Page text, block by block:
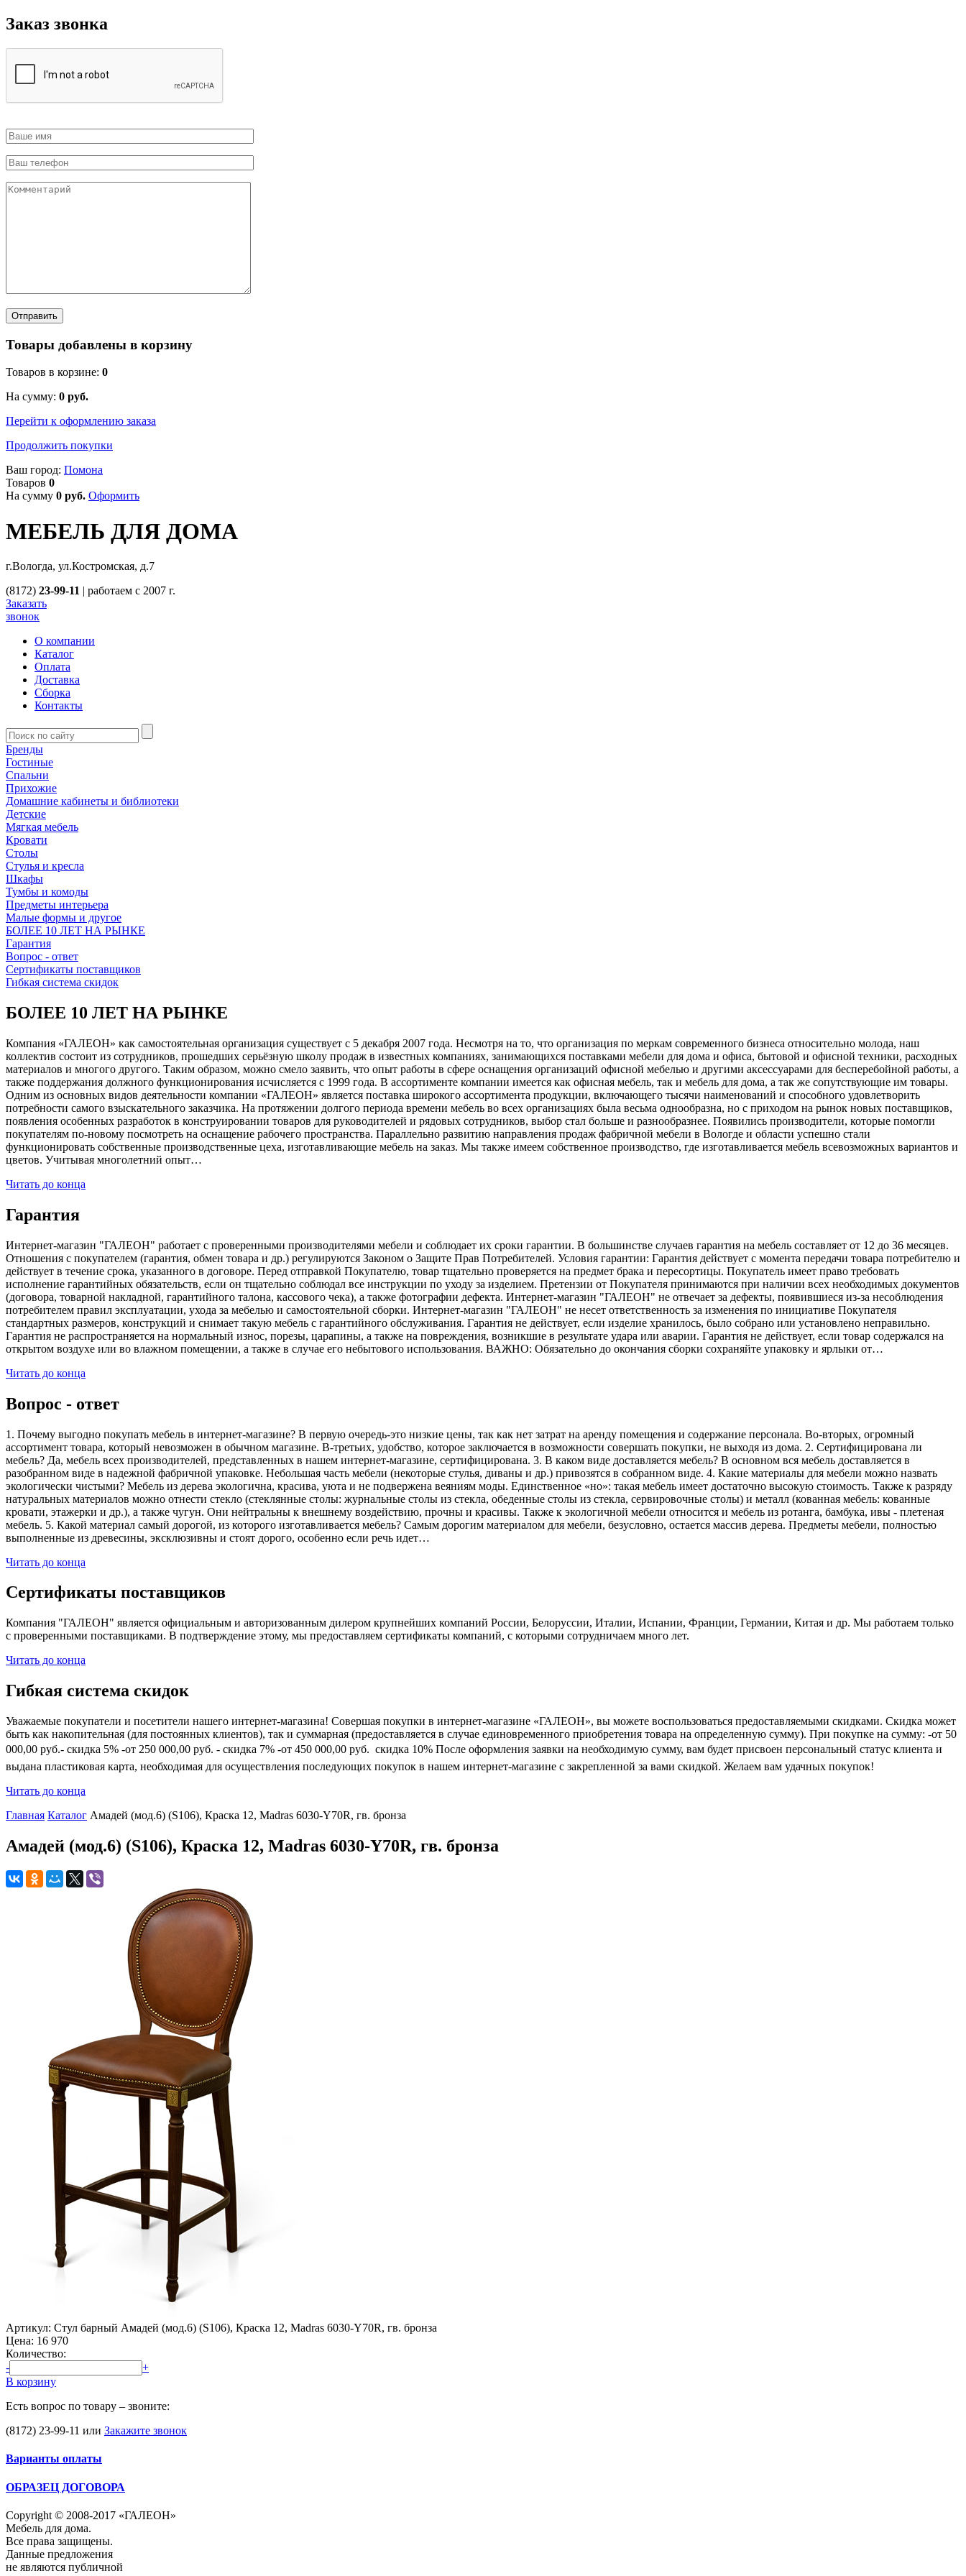
Заказ звонка
Товары добавлены в корзину
Товаров в корзине: 0
На сумму: 0 руб.
Перейти к оформлению заказа
Продолжить покупки
Ваш город: Помона
Товаров 0
На сумму 0 руб. Оформить
МЕБЕЛЬ ДЛЯ ДОМА
г.Вологда, ул.Костромская, д.7
(8172) 23-99-11 | работаем с 2007 г.
Заказать
звонок
О компании
Каталог
Оплата
Доставка
Сборка
Контакты
Бренды
Гостиные
Спальни
Прихожие
Домашние кабинеты и библиотеки
Детские
Мягкая мебель
Кровати
Столы
Стулья и кресла
Шкафы
Тумбы и комоды
Предметы интерьера
Малые формы и другое
БОЛЕЕ 10 ЛЕТ НА РЫНКЕ
Гарантия
Вопрос - ответ
Сертификаты поставщиков
Гибкая система скидок
БОЛЕЕ 10 ЛЕТ НА РЫНКЕ
Компания «ГАЛЕОН» как самостоятельная организация существует с 5 декабря 2007 года. Несмотря на то, что организация по меркам современного бизнеса относительно молода, наш
коллектив состоит из сотрудников, прошедших серьёзную школу продаж в известных компаниях, занимающихся поставками мебели для дома и офиса, бытовой и офисной техники, расходных
материалов и многого другого. Таким образом, можно смело заявить, что опыт работы в сфере оснащения организаций офисной мебелью и другими аксессуарами для бесперебойной работы, а
также поддержания должного функционирования исчисляется с 1999 года. В ассортименте компании имеется как офисная мебель, так и мебель для дома, а так же сопутствующие им товары.
Одним из основных видов деятельности компании «ГАЛЕОН» является поставка широкого ассортимента продукции, включающего тысячи наименований и способного удовлетворить
потребности самого взыскательного заказчика. На протяжении долгого периода времени мебель во всех организациях была весьма однообразна, но с приходом на рынок новых поставщиков,
появления особенных разработок в конструировании товаров для руководителей и рядовых сотрудников, выбор стал больше и разнообразнее. Появились производители, которые помогли
покупателям по-новому посмотреть на оснащение рабочего пространства. Параллельно развитию направления продаж фабричной мебели в Вологде и области успешно стали
функционировать собственные производственные цеха, изготавливающие мебель на заказ. Мы также имеем собственное производство, где изготавливается мебель всевозможных вариантов и
цветов. Учитывая многолетний опыт…
Читать до конца
Гарантия
Интернет-магазин "ГАЛЕОН" работает с проверенными производителями мебели и соблюдает их сроки гарантии. В большинстве случаев гарантия на мебель составляет от 12 до 36 месяцев.
Отношения с покупателем (гарантия, обмен товара и др.) регулируются Законом о Защите Прав Потребителей. Условия гарантии: Гарантия действует с момента передачи товара потребителю и
действует в течение срока, указанного в договоре. Перед отправкой Покупателю, товар тщательно проверяется на предмет брака и пересортицы. Покупатель имеет право требовать
исполнение гарантийных обязательств, если он тщательно соблюдал все инструкции по уходу за изделием. Претензии от Покупателя принимаются при наличии всех необходимых документов
(договора, товарной накладной, гарантийного талона, кассового чека), а также фотографии дефекта. Интернет-магазин "ГАЛЕОН" не отвечает за дефекты, появившиеся из-за несоблюдения
потребителем правил эксплуатации, ухода за мебелью и самостоятельной сборки. Интернет-магазин "ГАЛЕОН" не несет ответственность за изменения по инициативе Покупателя
стандартных размеров, конструкций и снимает такую мебель с гарантийного обслуживания. Гарантия не действует, если изделие хранилось, было собрано или установлено неправильно.
Гарантия не распространяется на нормальный износ, порезы, царапины, а также на повреждения, возникшие в результате удара или аварии. Гарантия не действует, если товар содержался на
открытом воздухе или во влажном помещении, а также в случае его небытового использования. ВАЖНО: Обязательно до окончания сборки сохраняйте упаковку и ярлыки от…
Читать до конца
Вопрос - ответ
1. Почему выгодно покупать мебель в интернет-магазине? В первую очередь-это низкие цены, так как нет затрат на аренду помещения и содержание персонала. Во-вторых, огромный
ассортимент товара, который невозможен в обычном магазине. В-третьих, удобство, которое заключается в возможности совершать покупки, не выходя из дома. 2. Сертифицирована ли
мебель? Да, мебель всех производителей, представленных в нашем интернет-магазине, сертифицирована. 3. В каком виде доставляется мебель? В основном вся мебель доставляется в
разобранном виде в надежной фабричной упаковке. Небольшая часть мебели (некоторые стулья, диваны и др.) привозятся в собранном виде. 4. Какие материалы для мебели можно назвать
экологически чистыми? Мебель из дерева экологична, красива, уюта и не подвержена веяниям моды. Единственное «но»: такая мебель имеет достаточно высокую стоимость. Также к разряду
натуральных материалов можно отнести стекло (стеклянные столы: журнальные столы из стекла, обеденные столы из стекла, сервировочные столы) и металл (кованная мебель: кованные
кровати, этажерки и др.), а также чугун. Они нейтральны к внешнему воздействию, прочны и красивы. Также к экологичной мебели относится и мебель из ротанга, бамбука, ивы - плетеная
мебель. 5. Какой материал самый дорогой, из которого изготавливается мебель? Самым дорогим материалом для мебели, безусловно, остается массив дерева. Предметы мебели, полностью
выполненные из древесины, эксклюзивны и стоят дорого, особенно если речь идет…
Читать до конца
Сертификаты поставщиков
Компания "ГАЛЕОН" является официальным и авторизованным дилером крупнейших компаний России, Белоруссии, Италии, Испании, Франции, Германии, Китая и др. Мы работаем только
с проверенными поставщиками. В подтверждение этому, мы предоставляем сертификаты компаний, с которыми сотрудничаем много лет.
Читать до конца
Гибкая система скидок
Уважаемые покупатели и посетители нашего интернет-магазина! Совершая покупки в интернет-магазине «ГАЛЕОН», вы можете воспользоваться предоставляемыми скидками. Скидка может
быть как накопительная (для постоянных клиентов), так и суммарная (предоставляется в случае единовременного приобретения товара на определенную сумму). При покупке на сумму: -от 50
000,00 руб.- скидка 5% -от 250 000,00 руб. - скидка 7% -от 450 000,00 руб.  скидка 10% После оформления заявки на необходимую сумму, вам будет присвоен персональный статус клиента и
выдана пластиковая карта, необходимая для осуществления последующих покупок в нашем интернет-магазине с закрепленной за вами скидкой. Желаем вам удачных покупок!
Читать до конца
Главная Каталог Амадей (мод.6) (S106), Краска 12, Madras 6030-Y70R, гв. бронза
Амадей (мод.6) (S106), Краска 12, Madras 6030-Y70R, гв. бронза
Артикул: Стул барный Амадей (мод.6) (S106), Краска 12, Madras 6030-Y70R, гв. бронза
Цена: 16 970
Количество:
-
+
В корзину
Есть вопрос по товару – звоните:
(8172) 23-99-11 или Закажите звонок
Варианты оплаты
ОБРАЗЕЦ ДОГОВОРА
Copyright © 2008-2017 «ГАЛЕОН»
Мебель для дома.
Все права защищены.
Данные предложения
не являются публичной